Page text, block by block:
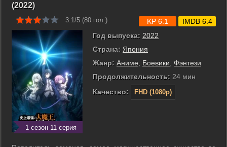
(2022)
3.1/5 (80 гол.)
1 сезон 11 серия
Год выпуска: 2022
Страна: Япония
Жанр: Аниме Боевики Фэнтези
Продолжительность: 24 мин
Качество:
FHD (1080p)
KP 6.1 IMDB 6.4